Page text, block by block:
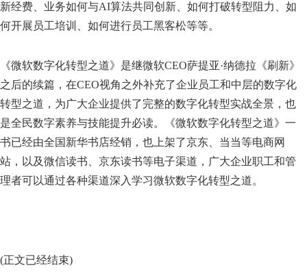
新经费、业务如何与AI算法共同创新、如何打破转型阻力、如
何开展员工培训、如何进行员工黑客松等等。
《微软数字化转型之道》是继微软CEO萨提亚·纳德拉《刷新》
之后的续篇，在CEO视角之外补充了企业员工和中层的数字化
转型之道，为广大企业提供了完整的数字化转型实战全景，也
是全民数字素养与技能提升必读。《微软数字化转型之道》一
书已经由全国新华书店经销，也上架了京东、当当等电商网
站，以及微信读书、京东读书等电子渠道，广大企业职工和管
理者可以通过各种渠道深入学习微软数字化转型之道。
(正文已经结束)